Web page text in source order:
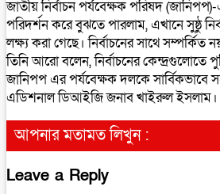
জাতীয় নির্বাচন পর্যবেক্ষক পরিষদ
পরিদর্শন করে বুঝতে পারলাম, এখানে সুষ্ঠু
লক্ষ্য করা গেছে। নির্বাচনের সাথে
তিনি আরো বলেন, নির্বাচনের কেন্দ্রগুলোতে
জানিপপ এর পর্যবেক্ষক দলকে সার্বিকভাবে
এডিশনাল ডিআইজি জনাব খাইরুল ইসলাম।
আপনার মতামত লিখুন :
Leave a Reply